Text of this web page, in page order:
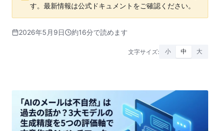
す。最新情報は公式ドキュメントをご確認ください。
2026年5月9日 約16分で読めます
文字サイズ: 小 中 大